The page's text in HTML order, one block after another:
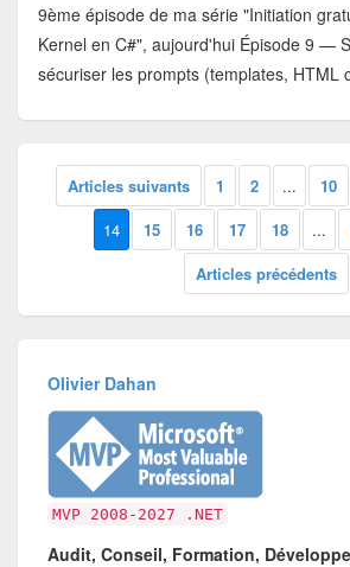
9ème épisode de ma série "Initiation
Kernel en C#", aujourd'hui Épisode 9 —
sécuriser les prompts (templates, HTML
Articles suivants 1 2 ... 10
14
15 16 17 18 ...
Articles précédents
Olivier Dahan
MVP 2008-2027 .NET
Audit, Conseil, Formation,